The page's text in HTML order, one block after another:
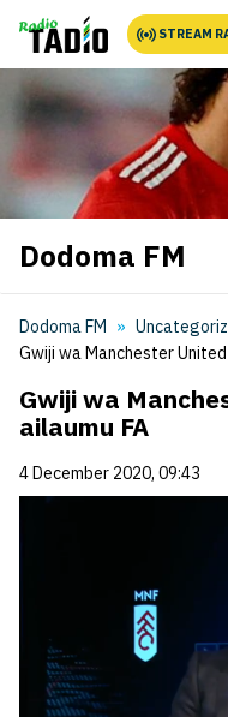
STREAM
Dodoma FM
Dodoma FM
Gwiji wa Manchester
Gwiji wa
ailaumu FA
4 December 2020, 09:43